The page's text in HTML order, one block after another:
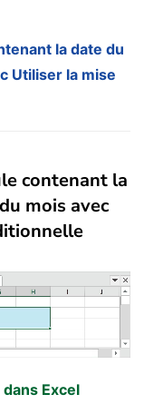
la date du
Utiliser la mise
contenant la
mois avec
Excel